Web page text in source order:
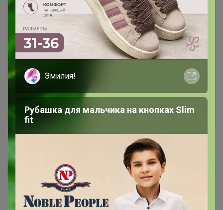
Чтобы ответить или задать вопрос
необходимо авторизоваться на сайте
Это займет меньше минуты
Войти Зарегистрироваться
Эмилия!
Рубашка для мальчика на кнопках Slim
fit